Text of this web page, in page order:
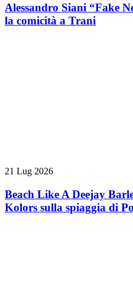
Alessandro Siani “Fake
la comicità a Trani
21 Lug 2026
Beach Like A Deejay
Kolors sulla spiaggia di